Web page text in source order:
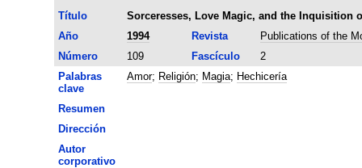
Título
Sorceresses, Love Magic, and the Inquisition
Año
1994 Revista
Publications of the
Número
109 Fascículo
2
Palabras
clave
Amor; Religión; Magia; Hechicería
Resumen
Dirección
Autor
corporativo